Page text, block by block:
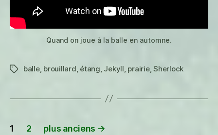
Quand on joue à la balle en automne.
Étiquettes
balle, brouillard, étang, Jekyll, prairie,Sherlock
Pagination
1 2 plus anciens →